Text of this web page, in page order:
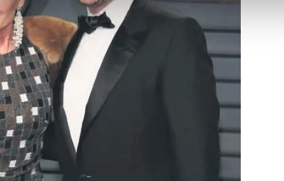
sunabilmek için İnternet Sitemizde kendimize ve üçüncü kişilere ait
kişisel verileriniz işlenmekte olup gerekli olan çerezler bilgi
Diğer çerezler, sitemizin daha işlevsel kılınması ve
yapılması, amaçlarıyla sınırlı olarak açık rızanız dahilinde
aşağıda yer alan panel vasıtasıyla belirleyebilirsiniz. Çerezlere
Bilgilendirme Metnimizi
Korunması Kanunu uyarınca hazırlanmış Aydınlatma Metnimizi
çerezlerle ilgili bilgi almak için lütfen